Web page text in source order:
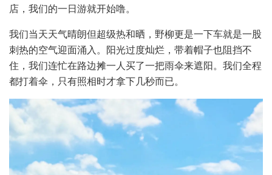
店，我们的一日游就开始噜。
我们当天天气晴朗但超级热和晒，野柳更是一下车就是一股
刺热的空气迎面涌入。阳光过度灿烂，带着帽子也阻挡不
住，我们连忙在路边摊一人买了一把雨伞来遮阳。我们全程
都打着伞，只有照相时才拿下几秒而已。